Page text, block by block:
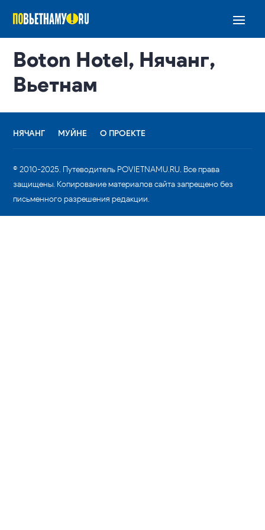
Boton Hotel, Нячанг,
Вьетнам
НЯЧАНГ МУЙНЕ О ПРОЕКТЕ
© 2010-2025. Путеводитель POVIETNAMU.RU. Все права
защищены. Копирование материалов сайта запрещено без
письменного разрешения редакции.